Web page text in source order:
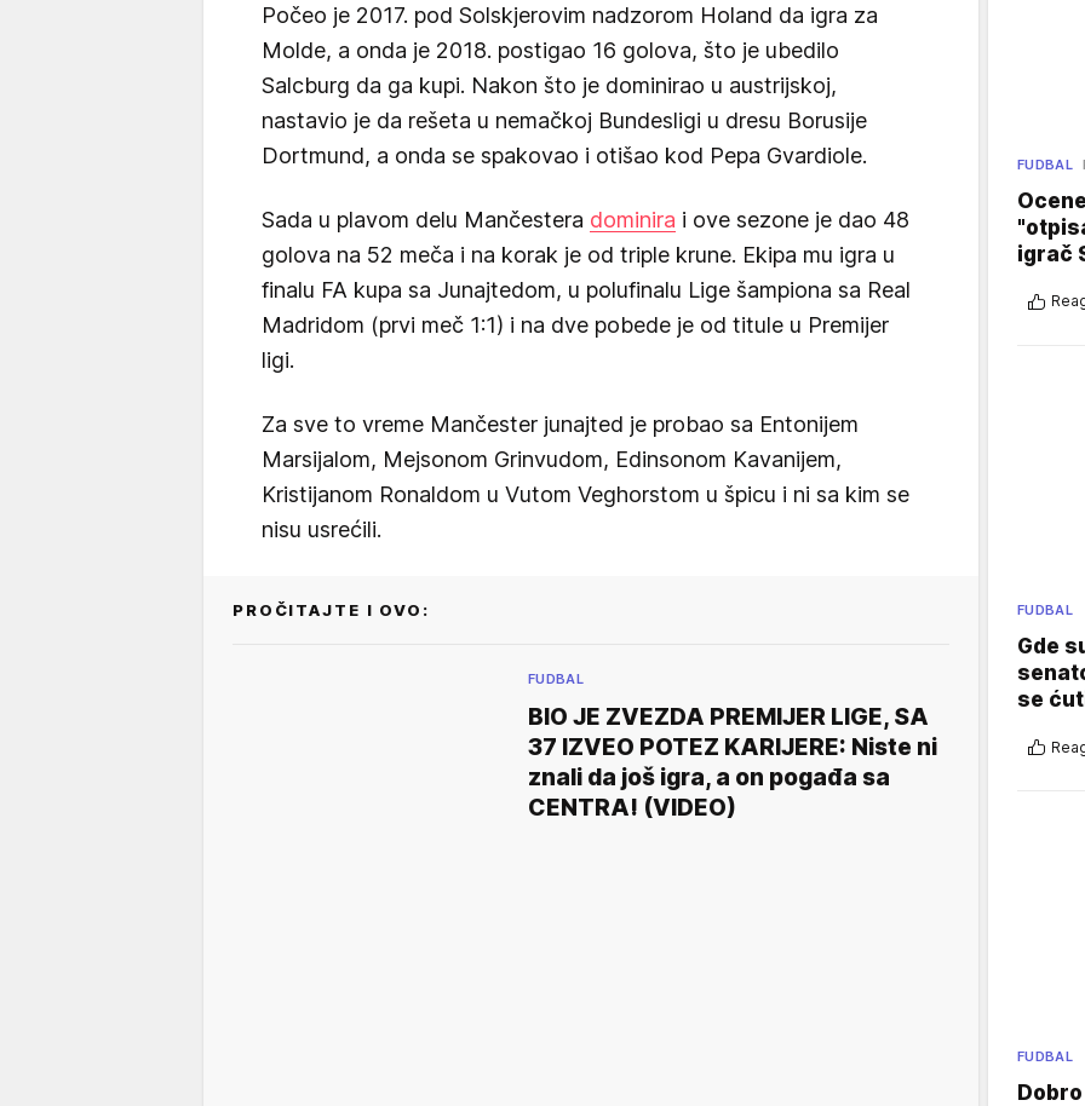
Počeo je 2017. pod Solskjerovim nadzorom Holand da igra za
Molde, a onda je 2018. postigao 16 golova, što je ubedilo
Salcburg da ga kupi. Nakon što je dominirao u austrijskoj,
nastavio je da rešeta u nemačkoj Bundesligi u dresu Borusije
Dortmund, a onda se spakovao i otišao kod Pepa Gvardiole.
Sada u plavom delu Mančestera dominira i ove sezone je dao 48
golova na 52 meča i na korak je od triple krune. Ekipa mu igra u
finalu FA kupa sa Junajtedom, u polufinalu Lige šampiona sa Real
Madridom (prvi meč 1:1) i na dve pobede je od titule u Premijer
ligi.
Za sve to vreme Mančester junajted je probao sa Entonijem
Marsijalom, Mejsonom Grinvudom, Edinsonom Kavanijem,
Kristijanom Ronaldom u Vutom Veghorstom u špicu i ni sa kim se
nisu usrećili.
PROČITAJTE I OVO:
FUDBAL
BIO JE ZVEZDA PREMIJER LIGE, SA
37 IZVEO POTEZ KARIJERE: Niste ni
znali da još igra, a on pogađa sa
CENTRA! (VIDEO)
FUDBAL
igrač
FUDBAL
Gde
se
FUDBAL